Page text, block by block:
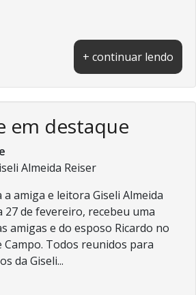
+ continuar lendo
em destaque
Almeida Reiser
amiga e leitora Giseli Almeida
27 de fevereiro, recebeu uma
amigas e do esposo Ricardo no
Campo. Todos reunidos para
da Giseli...